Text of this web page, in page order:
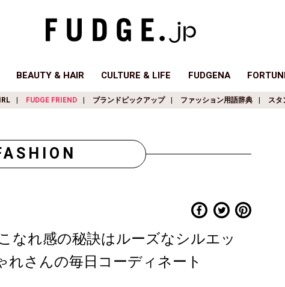
BEAUTY & HAIR CULTURE & LIFE FUDGENA
FUDGE FRIEND ブランドピックアップ ファッション用語辞典 スタ
なれ感の秘訣はルーズなシルエッ
れさんの毎日コーディネート